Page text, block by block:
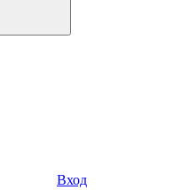
Вход